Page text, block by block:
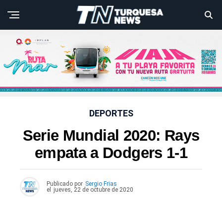
DEPORTES
Serie Mundial 2020: Rays
empata a Dodgers 1-1
Publicado por Sergio Frias
el
jueves, 22 de octubre de 2020